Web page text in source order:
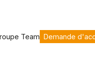
Team Demande